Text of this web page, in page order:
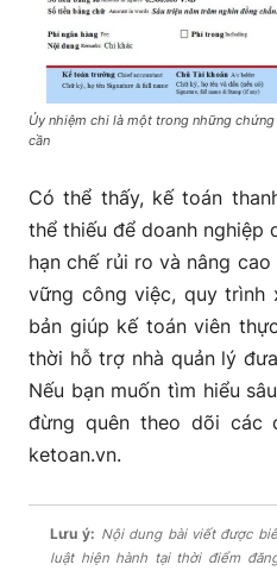
Ủy nhiệm chi là một trong những
cần
Có thể thấy, kế toán
thể thiếu để doanh nghiệp
hạn chế rủi ro và nâng
vững công việc, quy
bản giúp kế toán viên
thời hỗ trợ nhà quản lý
Nếu bạn muốn tìm hiểu
đừng quên theo dõi các
ketoan.vn.
Lưu ý: Nội dung bài viết được
luật hiện hành tại thời điểm